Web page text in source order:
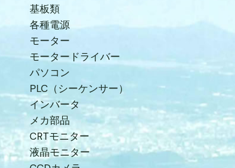
基板類
各種電源
モーター
モータードライバー
パソコン
PLC（シーケンサー）
インバータ
メカ部品
CRTモニター
液晶モニター